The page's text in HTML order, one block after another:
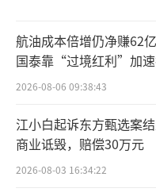
机构普遍比较
性，中晶科技表示
向好，下半年将
客户，挖掘潜力
度，提高公司市场规
航油成本倍增仍净赚62
国泰靠“过境红利”加
2026-08-06 09:38:43
江小白起诉东方甄选案
商业诋毁，赔偿30万元
2026-08-03 16:34:22